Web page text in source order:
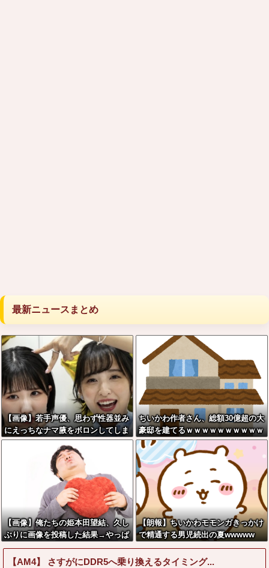
最新ニュースまとめ
【画像】若手声優、思わず性器並み
にえっちなナマ腋をボロンしてしま
うwwwwww
ちいかわ作者さん、総額30億超の大
豪邸を建てるｗｗｗｗｗｗｗｗｗｗ
ｗｗｗｗｗｗｗｗｗ
【画像】俺たちの姫本田望結、久し
ぶりに画像を投稿した結果→やっぱ
りワイらの姫だったw w w w w w
w w w w
【朗報】ちいかわモモンガきっかけ
で精通する男児続出の夏wwwww
【AM4】 さすがにDDR5へ乗り換えるタイミング...